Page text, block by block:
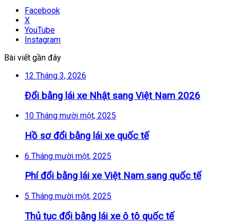
Facebook
X
YouTube
Instagram
Bài viết gần đây
12 Tháng 3, 2026
Đổi bằng lái xe Nhật sang Việt Nam 2026
10 Tháng mười một, 2025
Hồ sơ đổi bằng lái xe quốc tế
6 Tháng mười một, 2025
Phí đổi bằng lái xe Việt Nam sang quốc tế
5 Tháng mười một, 2025
Thủ tục đổi bằng lái xe ô tô quốc tế